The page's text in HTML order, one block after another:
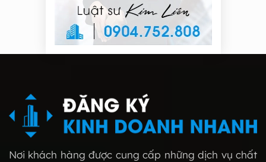
Nơi khách hàng được cung cấp những dịch vụ chất